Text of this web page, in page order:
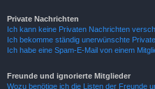
Private Nachrichten
Ich kann keine Privaten Nachrichten
Ich bekomme ständig unerwünschte
Ich habe eine Spam-E-Mail von einem
Freunde und ignorierte Mitglieder
Wozu benötige ich die Listen der Freunde